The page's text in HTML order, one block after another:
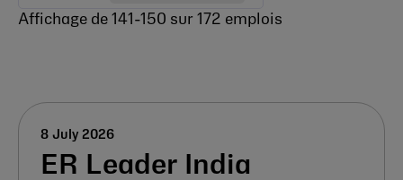
Affichage de 141 -150 sur 172 emplois
ER Leader India
8 July 2026